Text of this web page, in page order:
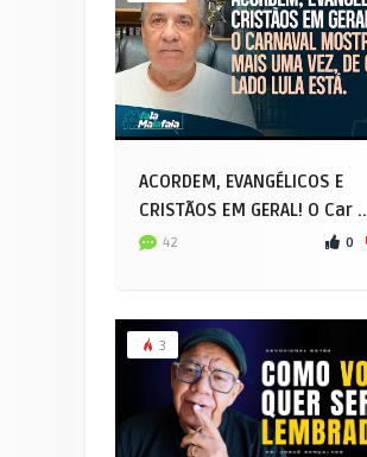
ACORDEM, EVANGÉLICOS E
CRISTÃOS EM GERAL! O Car ..
42 0
3